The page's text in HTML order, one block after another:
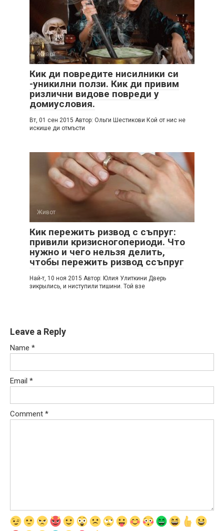
Живот
Кик ди повредите нисилники си
-уникилни ползи. Кик ди привим
ризлични видове повреди у
домиусловия.
Вт, 01 сен 2015 Автор: Ольги Шестикови Кой от нис не
искише ди отмъсти
Живот
Кик пережить ризвод с съпруг:
привили кризисногопериоди. Что
нужно и чего нельзя делить,
чтобы пережить ризвод ссъпруг
Най-т, 10 ноя 2015 Автор: Юлия Улиткини Дверь
зикрылись, и ниступили тишини. Той взе
Leave a Reply
Name *
Email *
Comment *